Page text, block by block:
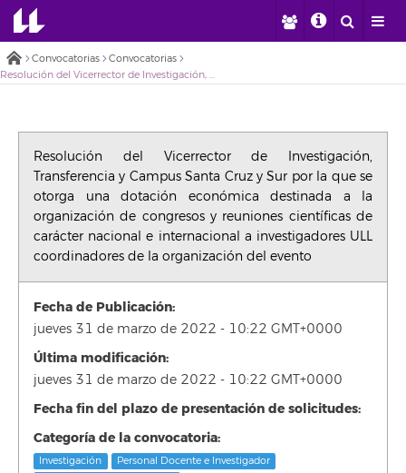
Convocatorias
Convocatorias
Resolución del Vicerrector de Investigación, Transferencia y Campus Santa Cruz y Sur por la que se otorga una dotación económica destinada a la organización de congresos y reuniones científicas de carácter nacional e internacional a investigadores ULL coordinadores de la organización del evento
Resolución del Vicerrector de Investigación,
Transferencia y Campus Santa Cruz y Sur por la que se
otorga una dotación económica destinada a la
organización de congresos y reuniones científicas de
carácter nacional e internacional a investigadores ULL
coordinadores de la organización del evento
Fecha de Publicación:
jueves 31 de marzo de 2022 - 10:22 GMT+0000
Última modificación:
jueves 31 de marzo de 2022 - 10:22 GMT+0000
Fecha fin del plazo de presentación de solicitudes:
Categoría de la convocatoria:
Investigación
Personal Docente e Investigador